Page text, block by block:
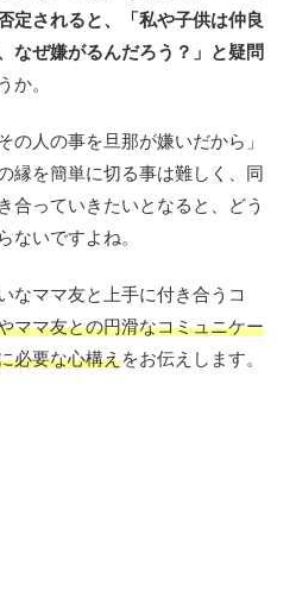
定されると、「私や子供は仲良
なぜ嫌がるんだろう？」と疑問
か。
の人の事を旦那が嫌いだから」
縁を簡単に切る事は難しく、同
合っていきたいとなると、どう
ないですよね。
なママ友と上手に付き合うコ
ママ友との円滑なコミュニケー
必要な心構えをお伝えします。